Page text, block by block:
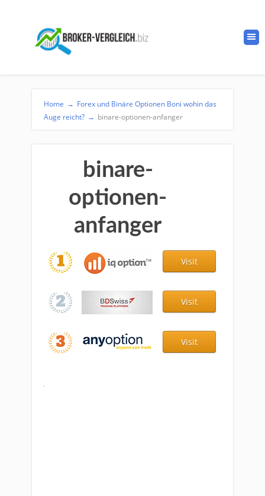
Home → Forex und Binäre Optionen Boni wohin das
Auge reicht? → binare-optionen-anfanger
binare-
optionen-
anfanger
Visit
Visit
Visit